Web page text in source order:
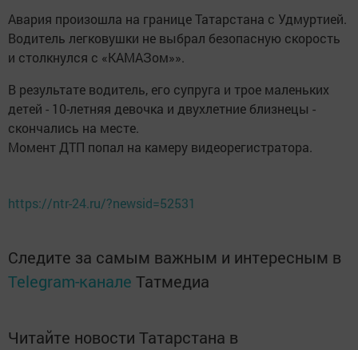
Авария произошла на границе Татарстана с Удмуртией.
Водитель легковушки не выбрал безопасную скорость
и столкнулся с «КАМАЗом»».
В результате водитель, его супруга и трое маленьких
детей - 10-летняя девочка и двухлетние близнецы -
скончались на месте.
Момент ДТП попал на камеру видеорегистратора.
https://ntr-24.ru/?newsid=52531
Следите за самым важным и интересным в
Telegram-канале Татмедиа
Читайте новости Татарстана в